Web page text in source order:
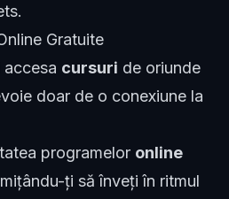
Gratuite
accesa cursuri de oriunde
doar de o conexiune la
programelor online
ți să înveți în ritmul